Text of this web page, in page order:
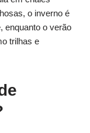
o inverno é
enquanto o verão
trilhas e